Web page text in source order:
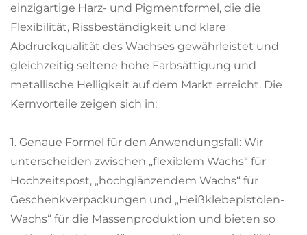
einzigartige Harz- und Pigmentformel, die die
Flexibilität, Rissbeständigkeit und klare
Abdruckqualität des Wachses gewährleistet und
gleichzeitig seltene hohe Farbsättigung und
metallische Helligkeit auf dem Markt erreicht. Die
Kernvorteile zeigen sich in:
1. Genaue Formel für den Anwendungsfall: Wir
unterscheiden zwischen „flexiblem Wachs“ für
Hochzeitspost, „hochglänzendem Wachs“ für
Geschenkverpackungen und „Heißklebepistolen-
Wachs“ für die Massenproduktion und bieten so